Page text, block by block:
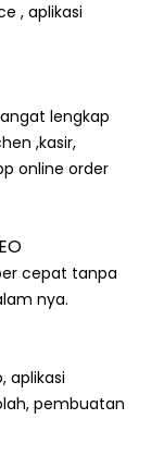
, aplikasi
lengkap
,kasir,
online order
cepat tanpa
nya.
aplikasi
pembuatan